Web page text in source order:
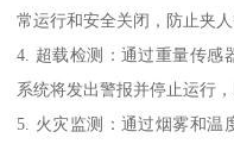
常运行和安全关闭，防止夹人
4. 超载检测：通过重量传感
系统将发出警报并停止运行
5. 火灾监测：通过烟雾和温